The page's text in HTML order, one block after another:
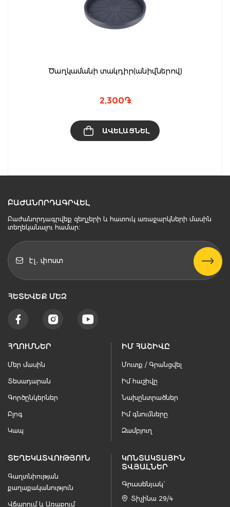
Ծաղկամանի տակդիր(անիվներով)
2,300֏
ԱՎԵԼԱՑՆԵԼ
ԲԱԺԱՆՈՐԴԱԳՐՎԵԼ
Բաժանորդագրվեք զեղչերի և հատուկ առաջարկների մասին
տեղեկանալու համար։
ՀԵՏԵՒԵՔ ՄԵԶ
ՀՂՈՒՄՆԵՐ
Մեր մասին
Տեսադարան
Գործընկերներ
Բլոգ
Կապ
ԻՄ ՀԱՇԻՎԸ
Մուտք / Գրանցվել
Իմ հաշիվը
Նախընտրածներ
Իմ գնումները
Զամբյուղ
ՏԵՂԵԿԱՏՎՈՒԹՅՈՒՆ
Գաղտնիության
քաղաքականություն
Վճարում և Առաքում
ԿՈՆՏԱԿՏԱՅԻՆ
ՏՎՅԱԼՆԵՐ
Գրասենյակ`
Տիչինա 29/4